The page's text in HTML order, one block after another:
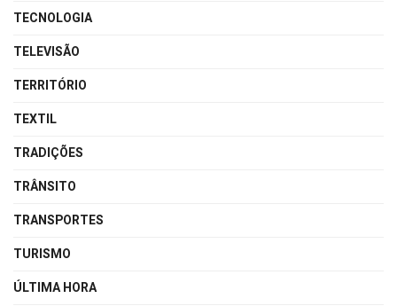
TECNOLOGIA
TELEVISÃO
TERRITÓRIO
TEXTIL
TRADIÇÕES
TRÂNSITO
TRANSPORTES
TURISMO
ÚLTIMA HORA